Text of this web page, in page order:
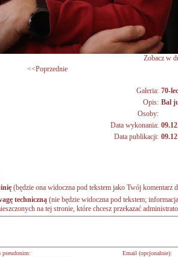
Zobacz w
<<Poprzednie
Galeria: 70-
Opis: Bal
Osoby:
Data wykonania:
Data publikacji:
(będzie ona widoczna pod tekstem jako Twój komentarz
techniczną (nie będzie widoczna pod tekstem;
na tej stronie, które chcesz przekazać
Email (opcjonalnie):